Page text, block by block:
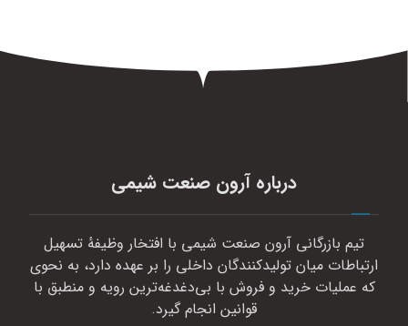
درباره آرون صنعت شیمی
تیم بازرگانی آرون صنعت شیمی با افتخار وظیفهٔ تسهیل
ارتباطات میان تولیدکنندگان داخلی را بر عهده دارد، به نحوی
که عملیات خرید و فروش با بی‌دغدغه‌ترین رویه و منطبق با
قوانین انجام گیرد.